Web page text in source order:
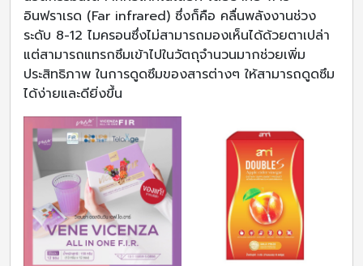
อินฟราเรด (Far infrared) ซึ่งก็คือ คลื่นพลังงานช่วง
ระดับ 8-12 ไมครอนซึ่งไม่สามารถมองเห็นได้ด้วยตาเปล่า
แต่สามารถแทรกซึมเข้าไปในวัตถุจำนวนมากช่วยเพิ่ม
ประสิทธิภาพ ในการดูดซึมของสารต่างๆ ให้สามารถดูดซึม
ได้ง่ายและดียิ่งขึ้น